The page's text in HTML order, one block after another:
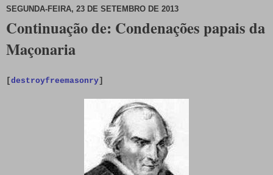
SEGUNDA-FEIRA, 23 DE SETEMBRO DE 2013
Continuação de: Condenações papais da
Maçonaria
[destroyfreemasonry]